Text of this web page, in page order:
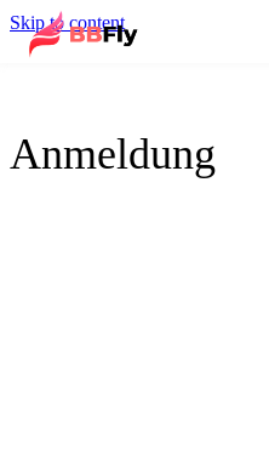
Skip to content
Anmeldung